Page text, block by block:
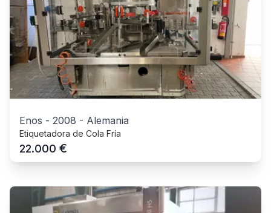
Enos - 2008 - Alemania
Etiquetadora de Cola Fría
22.000 €